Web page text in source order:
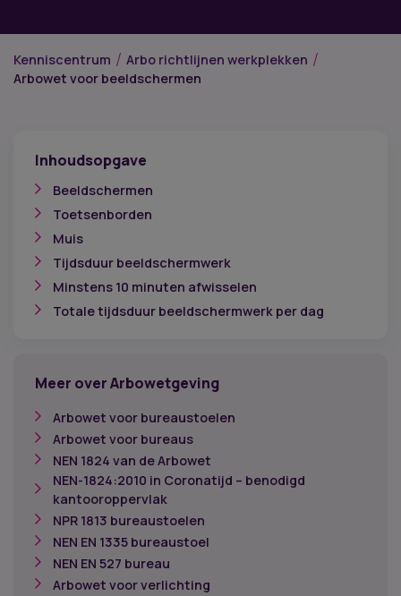
Kenniscentrum
Arbo richtlijnen werkplekken
Arbowet voor beeldschermen
Inhoudsopgave
Beeldschermen
Toetsenborden
Muis
Tijdsduur beeldschermwerk
Minstens 10 minuten afwisselen
Totale tijdsduur beeldschermwerk per dag
Meer over Arbowetgeving
Arbowet voor bureaustoelen
Arbowet voor bureaus
NEN 1824 van de Arbowet
NEN-1824:2010 in Coronatijd – benodigd
kantooroppervlak
NPR 1813 bureaustoelen
NEN EN 1335 bureaustoel
NEN EN 527 bureau
Arbowet voor verlichting